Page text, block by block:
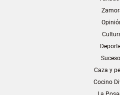
Caza y
Cocino